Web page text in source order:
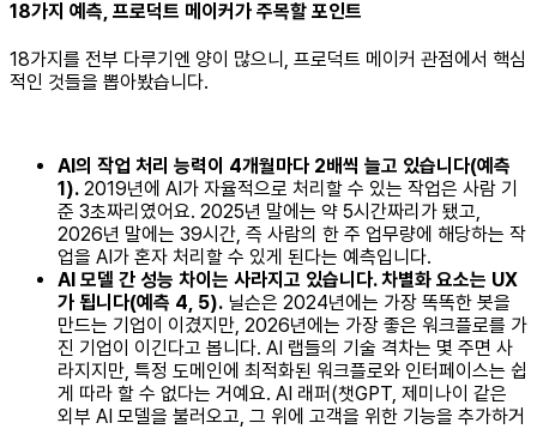
18가지 예측, 프로덕트 메이커가 주목할 포인트
18가지를 전부 다루기엔 양이 많으니, 프로덕트 메이커 관점에서 핵심
적인 것들을 뽑아봤습니다.
AI의 작업 처리 능력이 4개월마다 2배씩 늘고 있습니다(예측
1). 2019년에 AI가 자율적으로 처리할 수 있는 작업은 사람 기
준 3초짜리였어요. 2025년 말에는 약 5시간짜리가 됐고,
2026년 말에는 39시간, 즉 사람의 한 주 업무량에 해당하는 작
업을 AI가 혼자 처리할 수 있게 된다는 예측입니다.
AI 모델 간 성능 차이는 사라지고 있습니다. 차별화 요소는 UX
가 됩니다(예측 4, 5). 닐슨은 2024년에는 가장 똑똑한 봇을
만드는 기업이 이겼지만, 2026년에는 가장 좋은 워크플로를 가
진 기업이 이긴다고 봅니다. AI 랩들의 기술 격차는 몇 주면 사
라지지만, 특정 도메인에 최적화된 워크플로와 인터페이스는 쉽
게 따라 할 수 없다는 거예요. AI 래퍼(챗GPT, 제미나이 같은
외부 AI 모델을 불러오고, 그 위에 고객을 위한 기능을 추가하거